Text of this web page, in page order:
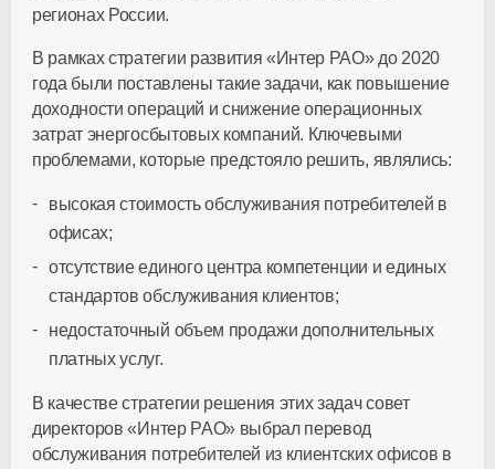
регионах России.
В рамках стратегии развития «Интер РАО» до 2020
года были поставлены такие задачи, как повышение
доходности операций и снижение операционных
затрат энергосбытовых компаний. Ключевыми
проблемами, которые предстояло решить, являлись:
высокая стоимость обслуживания потребителей в
офисах;
отсутствие единого центра компетенции и единых
стандартов обслуживания клиентов;
недостаточный объем продажи дополнительных
платных услуг.
В качестве стратегии решения этих задач совет
директоров «Интер РАО» выбрал перевод
обслуживания потребителей из клиентских офисов в